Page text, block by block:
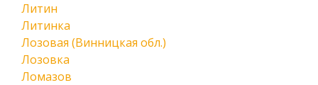
Литин
Литинка
Лозовая (Винницкая обл.)
Лозовка
Ломазов